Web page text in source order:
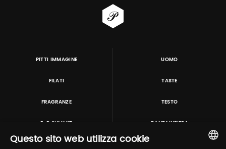
PITTI IMMAGINE UOMO
FILATI TASTE
FRAGRANZE TESTO
E-P SUMMIT DANZAINFIERA
Questo sito web utilizza cookie